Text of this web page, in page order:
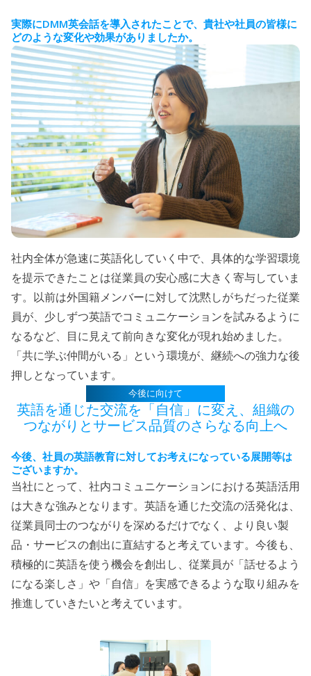
実際にDMM英会話を導入されたことで、貴社や社員の皆様に
どのような変化や効果がありましたか。
社内全体が急速に英語化していく中で、具体的な学習環境
を提示できたことは従業員の安心感に大きく寄与していま
す。以前は外国籍メンバーに対して沈黙しがちだった従業
員が、少しずつ英語でコミュニケーションを試みるように
なるなど、目に見えて前向きな変化が現れ始めました。
「共に学ぶ仲間がいる」という環境が、継続への強力な後
押しとなっています。
今後に向けて
英語を通じた交流を「自信」に変え、 組織の
つながりとサービス品質のさらなる向上へ
今後、社員の英語教育に対してお考えになっている展開等は
ございますか。
当社にとって、社内コミュニケーションにおける英語活用
は大きな強みとなります。英語を通じた交流の活発化は、
従業員同士のつながりを深めるだけでなく、より良い製
品・サービスの創出に直結すると考えています。今後も、
積極的に英語を使う機会を創出し、従業員が「話せるよう
になる楽しさ」や「自信」を実感できるような取り組みを
推進していきたいと考えています。